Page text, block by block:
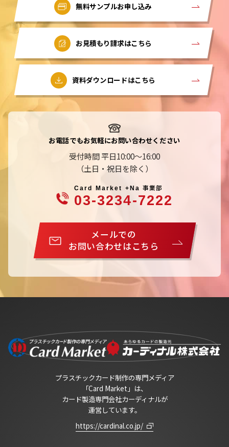
無料サンプルお申し込み
お見積もり請求はこちら
資料ダウンロードはこちら
お電話でもお気軽にお問い合わせください
受付時間 平日10:00～16:00
（土日・祝日を除く）
Card Market +Na事業部
03-3234-7222
メールでの
お問い合わせはこちら
プラスチックカード制作の専門メディア
「Card Market」は、
カード製造専門会社カーディナルが
運営しています。
https://cardinal.co.jp/